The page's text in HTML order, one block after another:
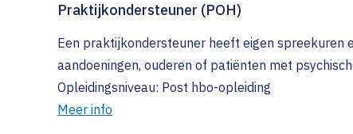
Praktijkondersteuner (POH)
Een praktijkondersteuner heeft eigen spreekuren
aandoeningen, ouderen of patiënten met
Opleidingsniveau: Post hbo-opleiding
Meer info